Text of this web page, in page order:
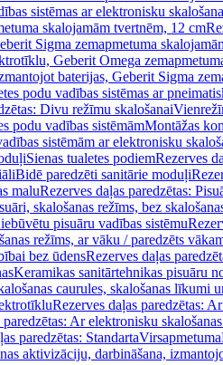
sistēmas ar elektronisku
skalojamām tvertnēm, 12 cm
Sigma zemapmetuma
Geberit Omega
baterijas, Geberit Sigma
podu vadības sistēmas ar
Divu režīmu skalošanai
podu vadības sistēmāmMontāžas
sistēmām ar elektronisku
Sienas tualetes podiemRezerves
Bidē paredzēti sanitārie moduļi
maluRezerves daļas paredzētas:
skalošanas režīms, bez
pisuāru vadības sistēmu
režīms, ar vāku / paredzēts
bez ūdensRezerves daļas
Keramikas sanitārtehnikas pisuāru
caurules, skalošanas līkumi
Rezerves daļas paredzētas:
paredzētas: Ar elektronisku
paredzētas: StandartaVirsapmetuma
aktivizāciju, darbināšana,